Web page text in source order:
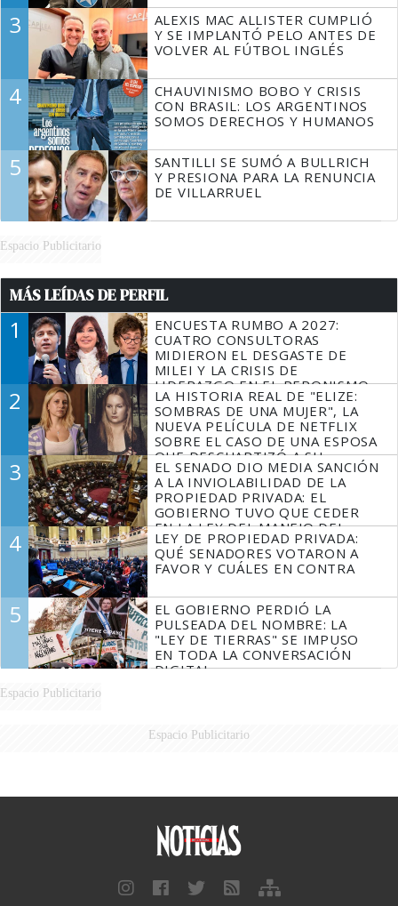
3
ALEXIS MAC ALLISTER CUMPLIÓ
Y SE IMPLANTÓ PELO ANTES DE
VOLVER AL FÚTBOL INGLÉS
4
CHAUVINISMO BOBO Y CRISIS
CON BRASIL: LOS ARGENTINOS
SOMOS DERECHOS Y HUMANOS
5
SANTILLI SE SUMÓ A BULLRICH
Y PRESIONA PARA LA RENUNCIA
DE VILLARRUEL
Espacio Publicitario
MÁS LEÍDAS DE PERFIL
1
ENCUESTA RUMBO A 2027:
CUATRO CONSULTORAS
MIDIERON EL DESGASTE DE
MILEI Y LA CRISIS DE
LIDERAZGO EN EL PERONISMO
2
LA HISTORIA REAL DE "ELIZE:
SOMBRAS DE UNA MUJER", LA
NUEVA PELÍCULA DE NETFLIX
SOBRE EL CASO DE UNA ESPOSA
QUE DESCUARTIZÓ A SU
MARIDO
3
EL SENADO DIO MEDIA SANCIÓN
A LA INVIOLABILIDAD DE LA
PROPIEDAD PRIVADA: EL
GOBIERNO TUVO QUE CEDER
EN LA LEY DEL MANEJO DEL
FUEGO
4
LEY DE PROPIEDAD PRIVADA:
QUÉ SENADORES VOTARON A
FAVOR Y CUÁLES EN CONTRA
5
EL GOBIERNO PERDIÓ LA
PULSEADA DEL NOMBRE: LA
"LEY DE TIERRAS" SE IMPUSO
EN TODA LA CONVERSACIÓN
DIGITAL
Espacio Publicitario
Espacio Publicitario